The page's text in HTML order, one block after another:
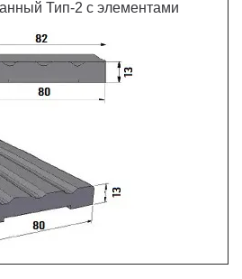
Тип-2 с элементами